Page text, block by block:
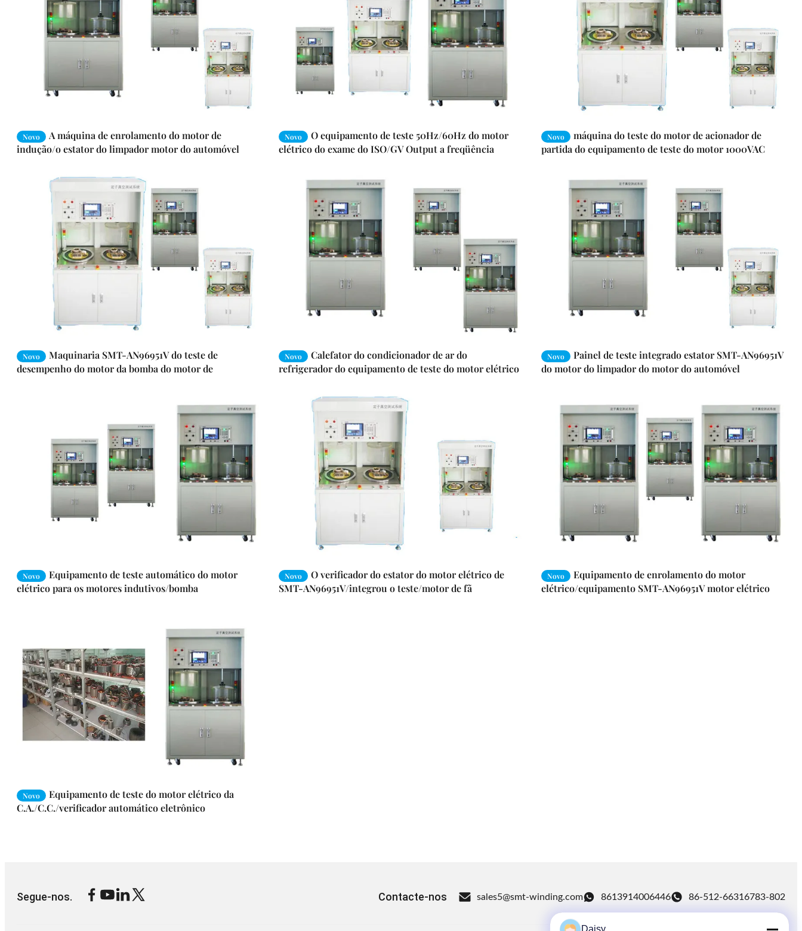
Novo
A máquina de enrolamento do motor de
indução/o estator do limpador motor do automóvel
Novo
O equipamento de teste 50Hz/60Hz do motor
elétrico do exame do ISO/GV Output a freqüência
Novo
máquina do teste do motor de acionador de
partida do equipamento de teste do motor 1000VAC
Novo
Maquinaria SMT-AN96951V do teste de
desempenho do motor da bomba do motor de
Novo
Calefator do condicionador de ar do
refrigerador do equipamento de teste do motor elétrico
Novo
Painel de teste integrado estator SMT-AN96951V
do motor do limpador do motor do automóvel
Novo
Equipamento de teste automático do motor
elétrico para os motores indutivos/bomba
Novo
O verificador do estator do motor elétrico de
SMT-AN96951V/integrou o teste/motor de fã
Novo
Equipamento de enrolamento do motor
elétrico/equipamento SMT-AN96951V motor elétrico
Novo
Equipamento de teste do motor elétrico da
C.A./C.C./verificador automático eletrônico
Segue-nos. Contacte-nos sales5@smt-winding.com 8613914006446 86-512-66316783-802
Daisy